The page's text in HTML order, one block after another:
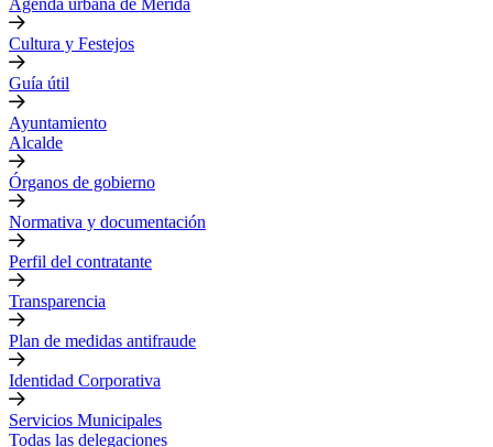
Agenda urbana de Mérida
Cultura y Festejos
Guía útil
Ayuntamiento
Alcalde
Órganos de gobierno
Normativa y documentación
Perfil del contratante
Transparencia
Plan de medidas antifraude
Identidad Corporativa
Servicios Municipales
Todas las delegaciones